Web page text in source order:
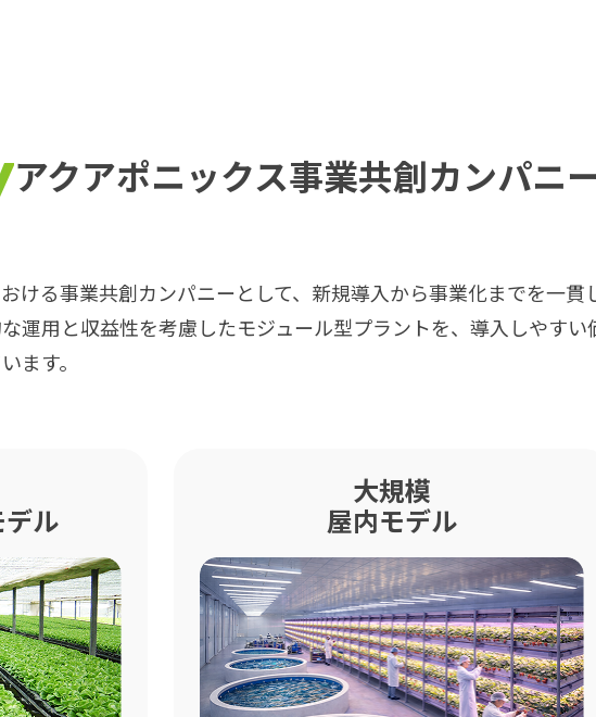
アクアポニックス事業共創カンパニ
ける事業共創カンパニーとして、新規導入から事業化までを一
運用と収益性を考慮したモジュール型プラントを、導入しやす
ます。
ル
大規模
屋内モデル